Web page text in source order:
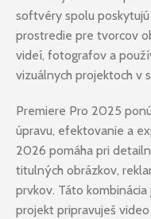
softvéry spolu
prostredie pre tvorcov
videí, fotografov a
vizuálnych projektoch v
Premiere Pro 2025
úpravu, efektovanie a
2026 pomáha pri
titulných obrázkov,
prvkov. Táto
projekt pripravuješ